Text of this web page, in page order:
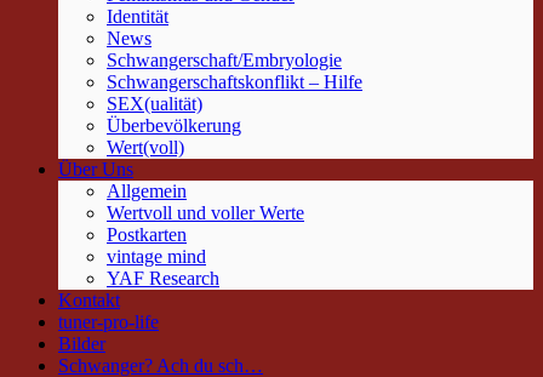
Identität
News
Schwangerschaft/Embryologie
Schwangerschaftskonflikt – Hilfe
SEX(ualität)
Überbevölkerung
Wert(voll)
Über Uns
Allgemein
Wertvoll und voller Werte
Postkarten
vintage mind
YAF Research
Kontakt
tuner-pro-life
Bilder
Schwanger? Ach du sch…